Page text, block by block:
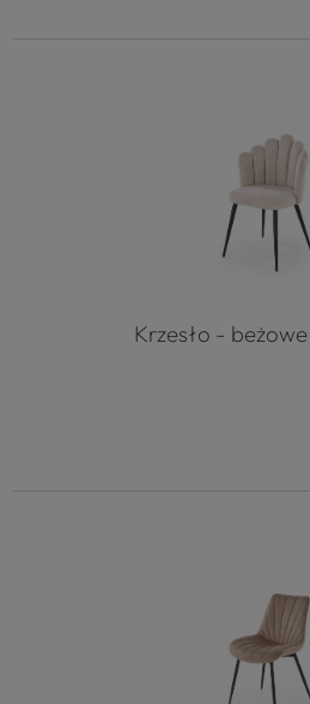
Krzesło -